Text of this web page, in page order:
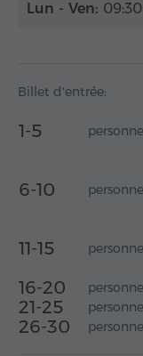
Lun - Ven:
Billet d'entrée:
1-5
6-10
11-15
16-20
21-25
26-30